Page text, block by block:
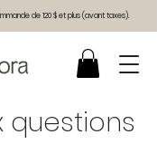
de 120 $ et plus (avant taxes).
questions